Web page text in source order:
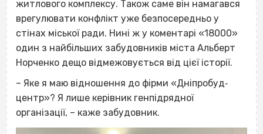
житлового комплексу. Також саме він намагався
врегулювати конфлікт уже безпосередньо у
стінах міської ради. Нині ж у коментарі «18000»
один з найбільших забудовників міста Альберт
Норченко дещо відмежовується від цієї історії.
– Яке я маю відношення до фірми «Дніпробуд‐
центр»? Я лише керівник генпідрядної
організації, – каже забудовник.